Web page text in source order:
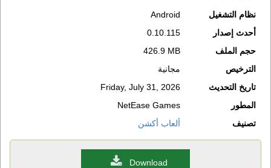
نظام التشغيل
Android
أحدث إصدار
0.10.115
حجم الملف
426.9 MB
الترخيص
مجانية
تاريخ التحديث
Friday, July 31, 2026
المطور
NetEase Games
تصنيف
ألعاب أكشن
Download